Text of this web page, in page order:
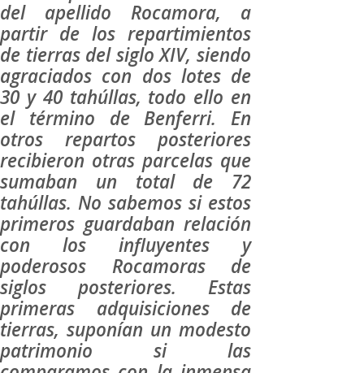
del apellido Rocamora, a
partir de los repartimientos
de tierras del siglo XIV, siendo
agraciados con dos lotes de
30 y 40 tahúllas, todo ello en
el término de Benferri. En
otros repartos posteriores
recibieron otras parcelas que
sumaban un total de 72
tahúllas. No sabemos si estos
primeros guardaban relación
con los influyentes y
poderosos Rocamoras de
siglos posteriores. Estas
primeras adquisiciones de
tierras, suponían un modesto
patrimonio si las